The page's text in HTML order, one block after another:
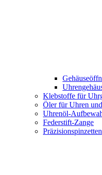
Klebstoffe für
Öler für Uhren
Uhrenöl-
Federstift-Zange
Präzisionspinzetten